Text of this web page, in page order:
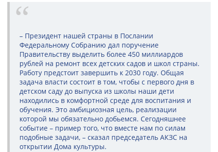
– Президент нашей страны в Послании
Федеральному Собранию дал поручение
Правительству выделить более 450 миллиардов
рублей на ремонт всех детских садов и школ страны.
Работу предстоит завершить к 2030 году. Общая
задача власти состоит в том, чтобы с первого дня в
детском саду до выпуска из школы наши дети
находились в комфортной среде для воспитания и
обучения. Это амбициозная цель, реализации
которой мы обязательно добьемся. Сегодняшнее
событие – пример того, что вместе нам по силам
подобные задачи, – сказал председатель АКЗС на
открытии Дома культуры.